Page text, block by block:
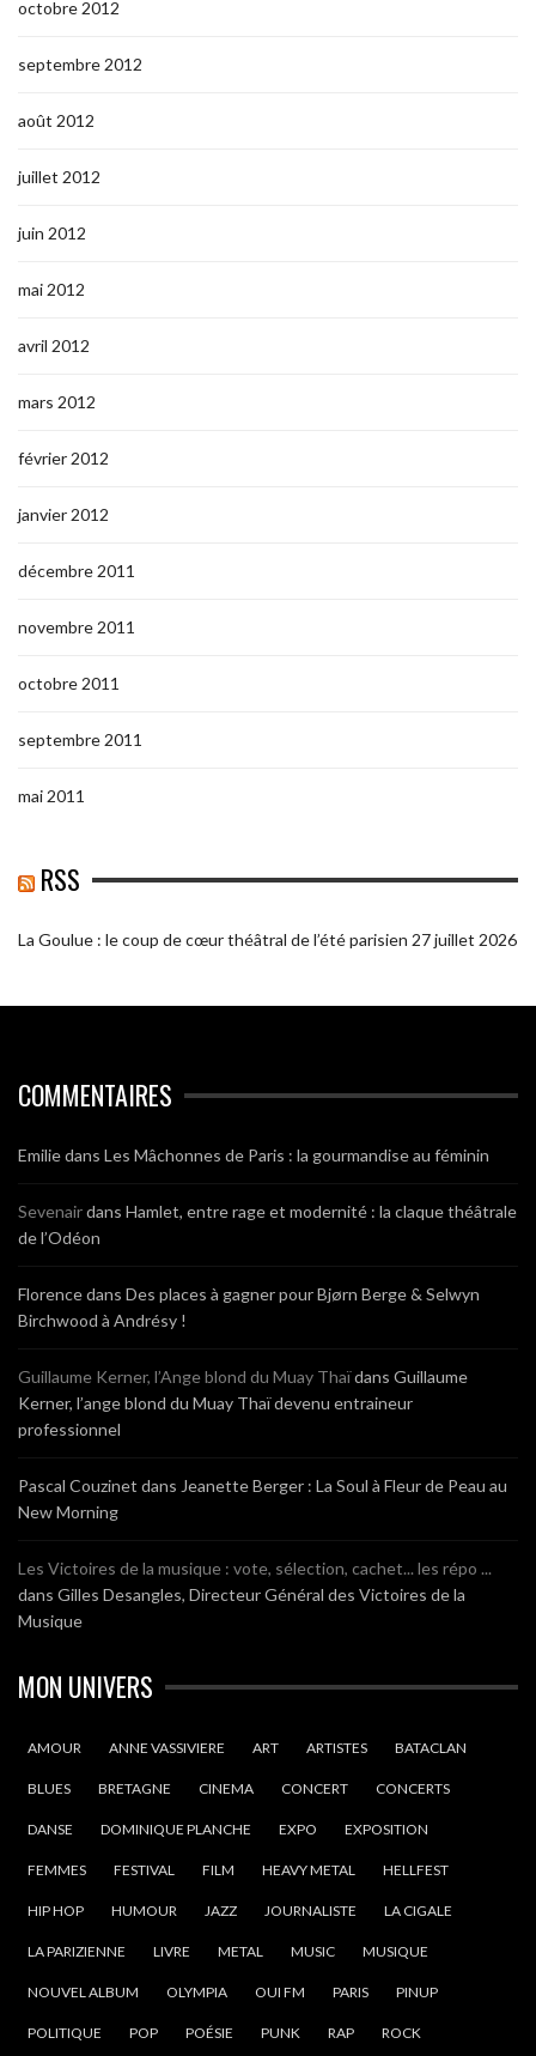
octobre 2012
septembre 2012
août 2012
juillet 2012
juin 2012
mai 2012
avril 2012
mars 2012
février 2012
janvier 2012
décembre 2011
novembre 2011
octobre 2011
septembre 2011
mai 2011
RSS
La Goulue : le coup de cœur théâtral de l’été parisien 27 juillet 2026
COMMENTAIRES
Emiliedans Les Mâchonnes de Paris : la gourmandise au féminin
Sevenairdans Hamlet, entre rage et modernité : la claque théâtrale
de l’Odéon
Florencedans Des places à gagner pour Bjørn Berge & Selwyn
Birchwood à Andrésy !
Guillaume Kerner, l’Ange blond du Muay Thaïdans Guillaume
Kerner, l’ange blond du Muay Thaï devenu entraineur
professionnel
Pascal Couzinet dans Jeanette Berger : La Soul à Fleur de Peau au
New Morning
Les Victoires de la musique : vote, sélection, cachet... les répo ...
dans Gilles Desangles, Directeur Général des Victoires de la
Musique
MON UNIVERS
AMOUR ANNE VASSIVIERE ART ARTISTES BATACLAN
BLUES BRETAGNE CINEMA CONCERT CONCERTS
DANSE DOMINIQUE PLANCHE EXPO EXPOSITION
FEMMES FESTIVAL FILM HEAVY METAL HELLFEST
HIP HOP HUMOUR JAZZ JOURNALISTE LA CIGALE
LA PARIZIENNE LIVRE METAL MUSIC MUSIQUE
NOUVEL ALBUM OLYMPIA OUI FM PARIS PINUP
POLITIQUE POP POÉSIE PUNK RAP ROCK